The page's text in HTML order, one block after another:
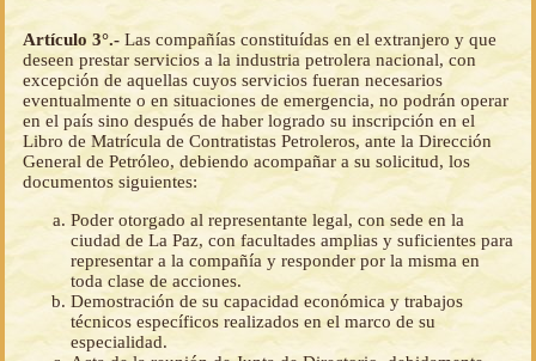
Artículo 3°.- Las compañías constituídas en el extranjero y que
deseen prestar servicios a la industria petrolera nacional, con
excepción de aquellas cuyos servicios fueran necesarios
eventualmente o en situaciones de emergencia, no podrán operar
en el país sino después de haber logrado su inscripción en el
Libro de Matrícula de Contratistas Petroleros, ante la Dirección
General de Petróleo, debiendo acompañar a su solicitud, los
documentos siguientes:
Poder otorgado al representante legal, con sede en la
ciudad de La Paz, con facultades amplias y suficientes para
representar a la compañía y responder por la misma en
toda clase de acciones.
Demostración de su capacidad económica y trabajos
técnicos específicos realizados en el marco de su
especialidad.